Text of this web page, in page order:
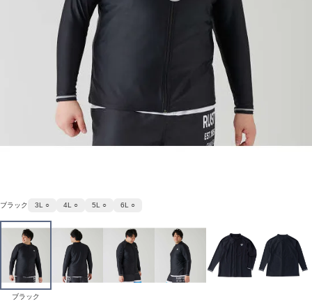
ブラック 3L ○ 4L ○ 5L ○ 6L ○
ブラック